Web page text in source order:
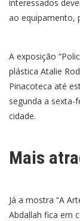
interessados
ao equipamento,
A exposição
plástica Atalie
Pinacoteca até
segunda a sexta-
cidade.
Mais
Já a mostra “A
Abdallah fica em